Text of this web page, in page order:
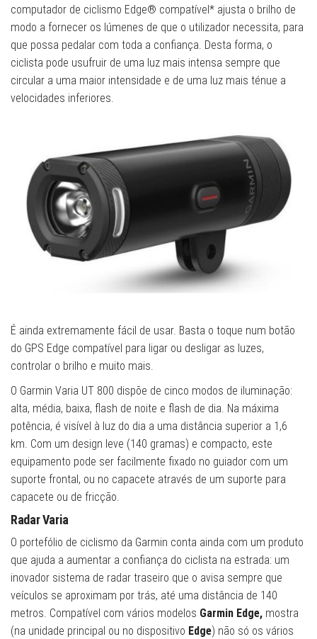
computador de ciclismo Edge® compatível* ajusta o brilho de
modo a fornecer os lúmenes de que o utilizador necessita, para
que possa pedalar com toda a confiança. Desta forma, o
ciclista pode usufruir de uma luz mais intensa sempre que
circular a uma maior intensidade e de uma luz mais ténue a
velocidades inferiores.
É ainda extremamente fácil de usar. Basta o toque num botão
do GPS Edge compatível para ligar ou desligar as luzes,
controlar o brilho e muito mais.
O Garmin Varia UT 800 dispõe de cinco modos de iluminação:
alta, média, baixa, flash de noite e flash de dia. Na máxima
potência, é visível à luz do dia a uma distância superior a 1,6
km. Com um design leve (140 gramas) e compacto, este
equipamento pode ser facilmente fixado no guiador com um
suporte frontal, ou no capacete através de um suporte para
capacete ou de fricção.
Radar Varia
O portefólio de ciclismo da Garmin conta ainda com um produto
que ajuda a aumentar a confiança do ciclista na estrada: um
inovador sistema de radar traseiro que o avisa sempre que
veículos se aproximam por trás, até uma distância de 140
metros. Compatível com vários modelos Garmin Edge, mostra
(na unidade principal ou no dispositivo Edge) não só os vários